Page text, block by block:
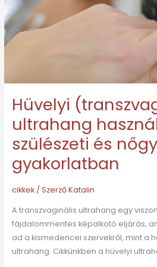
Hüvelyi
ultrahang
szülészeti és
gyakorlatban
cikkek/ SzerzőKatalin
A transzvaginális ultrahang egy
fájdalommentes képalkotó eljárás,
ad a kismedencei szervekről, mint a
ultrahang. Cikkünkben a hüvelyi
szülészeti
és
gyakorlatban